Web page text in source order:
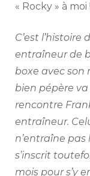
« Rocky » à moi !
C’est
entraîneur de
boxe avec son
bien pépère
rencontre
entraîneur.
n’entraîne pas
s’inscrit
mois pour s’y